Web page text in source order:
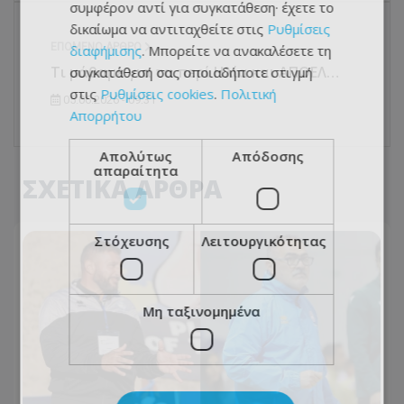
ΕΠΌΜΕΝΟ ΆΡΘΡΟ
Τι μάθαμε για τα περί Ηλία και ΑΠΟΕΛ…
05.06.2026 - 09:31
ΣΧΕΤΙΚΑ ΑΡΘΡΑ
συμφέρον αντί για συγκατάθεση· έχετε το
δικαίωμα να αντιταχθείτε στις Ρυθμίσεις
διαφήμισης. Μπορείτε να ανακαλέσετε τη
συγκατάθεσή σας οποιαδήποτε στιγμή
στις Ρυθμίσεις cookies. Πολιτική
Απορρήτου
Απολύτως
απαραίτητα
Απόδοσης
Στόχευσης Λειτουργικότητας
Μη ταξινομημένα